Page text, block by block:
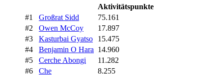
Aktivitätspunkte
#1
Großrat Sidd
75.161
#2
Owen McCoy
17.897
#3
Kasturbai Gyatso
15.475
#4
Benjamin O Hara 14.960
#5
Cerche Abongi
11.282
#6
Che
8.255